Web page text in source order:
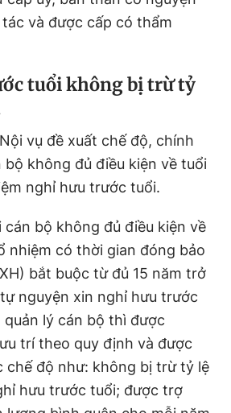
và được cấp có thẩm
tuổi không bị trừ tỷ
vụ đề xuất chế độ, chính
bộ không đủ điều kiện về tuổi
nghỉ hưu trước tuổi.
bộ không đủ điều kiện về
nhiệm có thời gian đóng bảo
bắt buộc từ đủ 15 năm trở
nguyện xin nghỉ hưu trước
lý cán bộ thì được
trí theo quy định và được
chế độ như: không bị trừ tỷ lệ
hưu trước tuổi; được trợ